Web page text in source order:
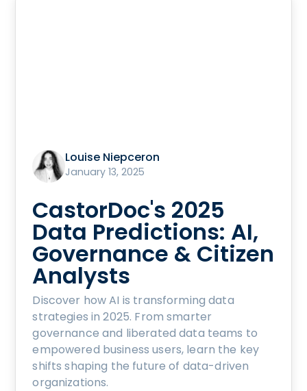
Louise Niepceron
January 13, 2025
CastorDoc's 2025
Data Predictions: AI,
Governance & Citizen
Analysts
Discover how AI is transforming data
strategies in 2025. From smarter
governance and liberated data teams to
empowered business users, learn the key
shifts shaping the future of data-driven
organizations.